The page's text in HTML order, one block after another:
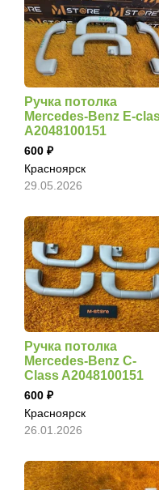
Ручка потолка
Mercedes-Benz E-
A2048100151
600
Красноярск
29.05.2026
Ручка потолка
Mercedes-Benz C-
Class A2048100151
600
Красноярск
26.01.2026